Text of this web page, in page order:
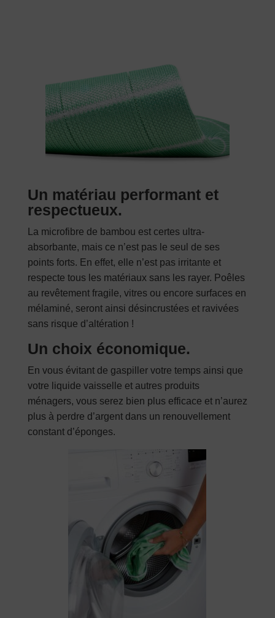
aussitôt reçut aussitôt utilisé j’ai fait
les carreaux je dois dire que j’ai été
bluffé. Aucune trace et super facile à
utiliser . Juste avec une goutte de
produit vaisselle.Le miroir de la
salle de bain il brille .Je
Note5 sur
5
Lenya35– 22 septembre 2021
Top du top!
Je cherchais une manière d’essuyer
mes vitres sans traces… et bien je
l’ai trouvé!!! Plus de traces, c’est
nickel!
Note5sur
5
dumortier ghislaine– 18
septembre 2021
95% plus nette que n’importe
quelle façon que j’ai employé
pour avoir des vitres nickel
Pour mes vitres et ma plaque
vitrocéramique, cela a facilité mon
nettoyage et gain de temps
14 septembre 2021
Un matériau performant et
respectueux.
La microfibre de bambou est certes ultra-
absorbante, mais ce n’est pas le seul de ses
points forts. En effet, elle n’est pas irritante et
respecte tous les matériaux sans les rayer. Poêles
au revêtement fragile, vitres ou encore surfaces en
mélaminé, seront ainsi désincrustées et ravivées
sans risque d’altération !
Un choix économique.
En vous évitant de gaspiller votre temps ainsi que
votre liquide vaisselle et autres produits
ménagers, vous serez bien plus efficace et n’aurez
plus à perdre d’argent dans un renouvellement
constant d’éponges.